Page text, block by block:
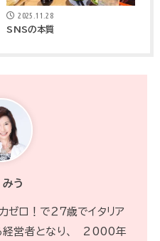
2025.11.28
SNSの本質
う
ロ！で２７歳でイタリア
経営者となり、 2000年